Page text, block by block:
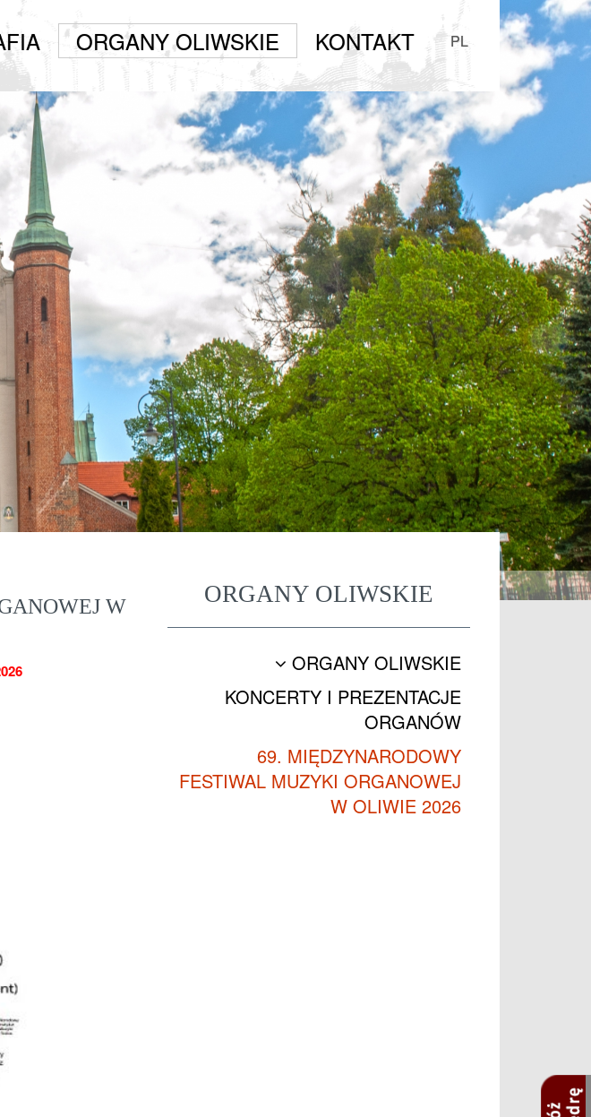
ORGANY OLIWSKIE KONTAKT PL
ORGANY OLIWSKIE
ORGANY OLIWSKIE
KONCERTY I PREZENTACJE
ORGANÓW
69. MIĘDZYNARODOWY
FESTIWAL MUZYKI ORGANOWEJ
W OLIWIE 2026
W